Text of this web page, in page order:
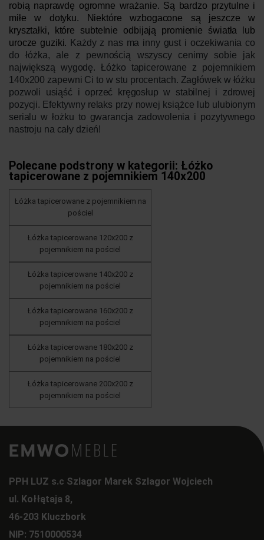
robią naprawdę ogromne wrażanie. Są bardzo przytulne i
miłe w dotyku. Niektóre wzbogacone są jeszcze w
kryształki, które subtelnie odbijają promienie światła lub
urocze guziki. Każdy z nas ma inny gust i oczekiwania co
do łóżka, ale z pewnością wszyscy cenimy sobie jak
największą wygodę. Łóżko tapicerowane z pojemnikiem
140x200 zapewni Ci to w stu procentach. Zagłówek w łóżku
pozwoli usiąść i oprzeć kręgosłup w stabilnej i zdrowej
pozycji. Efektywny relaks przy nowej książce lub ulubionym
serialu w łożku to gwarancja zadowolenia i pozytywnego
nastroju na cały dzień!
Polecane podstrony w kategorii: Łóżko
tapicerowane z pojemnikiem 140x200
Łóżka tapicerowane z pojemnikiem na
pościel
Łóżka tapicerowane 120x200 z
pojemnikiem na pościel
Łóżka tapicerowane 140x200 z
pojemnikiem na pościel
Łóżka tapicerowane 160x200 z
pojemnikiem na pościel
Łóżka tapicerowane 180x200 z
pojemnikiem na pościel
Łóżka tapicerowane 200x200 z
pojemnikiem na pościel
PPH LUZ s.c Szlagor Marek Szlagor Wojciech
ul. Kołłątaja 8,
46-203 Kluczbork
NIP: 7510000534